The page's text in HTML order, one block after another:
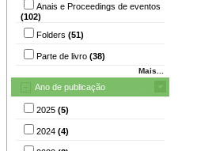
Anais e Proceedings de eventos
(102)
Folders (51)
Parte de livro (38)
Mais...
Ano de publicação
2025 (5)
2024 (4)